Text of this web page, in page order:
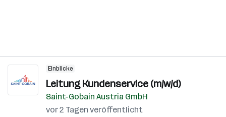
Einblicke
Leitung Kundenservice (m/w/d)
Saint-Gobain Austria GmbH
vor 2 Tagen veröffentlicht